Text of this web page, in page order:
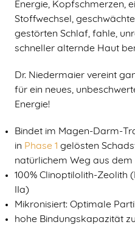
Energie, Kopfschmerzen,
Stoffwechsel,
gestörten Schlaf, fahle,
schneller alternde Haut
Dr. Niedermaier vereint
für ein neues,
Energie!
Bindet im Magen-Darm-
in Phase 1 gelösten
natürlichem Weg aus
100% Clinoptilolith-Zeolith
IIa)
Mikronisiert: Optimale
hohe Bindungskapazität